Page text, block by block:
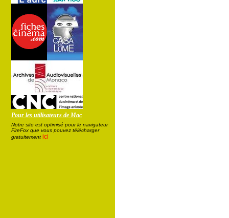
Pour les utilisateurs de Mac
Notre site est optimisé pour le navigateur
FireFox que vous pouvez télécharger
gratuitement ici